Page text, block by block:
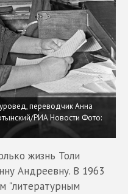
переводчик Анна
РИА Новости Фото:
жизнь Толи
Андреевну. В 1963
"литературным